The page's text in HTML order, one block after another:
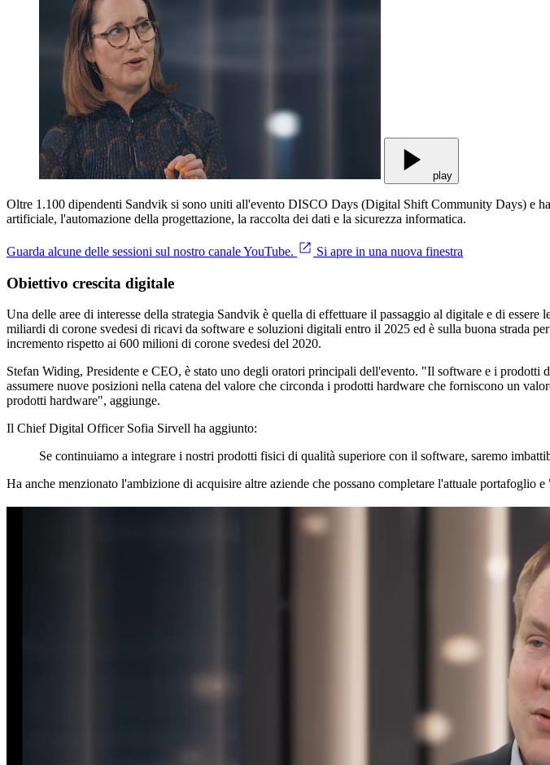
play
Oltre 1.100 dipendenti Sandvik si sono uniti all'evento DISCO Days (Digital Shift Community Days) e
artificiale, l'automazione della progettazione, la raccolta dei dati e la sicurezza informatica.
Guarda alcune delle sessioni sul nostro canale YouTube. Si apre in una nuova finestra
Obiettivo crescita digitale
Una delle aree di interesse della strategia Sandvik è quella di effettuare il passaggio al digitale e di
miliardi di corone svedesi di ricavi da software e soluzioni digitali entro il 2025 ed è sulla buona strada
incremento rispetto ai 600 milioni di corone svedesi del 2020.
Stefan Widing, Presidente e CEO, è stato uno degli oratori principali dell'evento. "Il software e i
assumere nuove posizioni nella catena del valore che circonda i prodotti hardware che forniscono un
prodotti hardware", aggiunge.
Il Chief Digital Officer Sofia Sirvell ha aggiunto:
Se continuiamo a integrare i nostri prodotti fisici di qualità superiore con il software, saremo
Ha anche menzionato l'ambizione di acquisire altre aziende che possano completare l'attuale